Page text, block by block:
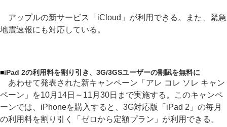
アップルの新サービス「iCloud」が利用できる。また、緊急
地震速報にも対応している。
■iPad 2の利用料を割り引き、3G/3GSユーザーの割賦を無料に
あわせて発表された新キャンペーン「アレ コレ ソレ キャン
ペーン」を10月14日～11月30日まで実施する。このキャンペ
ーンでは、iPhoneを購入すると、3G対応版「iPad 2」の毎月
の利用料を割り引く「ゼロから定額プラン」が利用できる。